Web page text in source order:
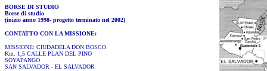
BORSE DI STUDIO
Borse di studio
(inizio anno 1998- progetto terminato nel 2002)
CONTATTO CON LA MISSIONE:
MISSIONE: CIUDADELA DON BOSCO
Km. 1,5 CALLE PLAN DEL PINO
SOYAPANGO
SAN SALVADOR - EL SALVADOR